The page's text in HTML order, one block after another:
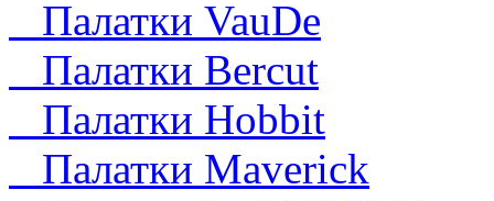
Палатки VauDe
Палатки Bercut
Палатки Hobbit
Палатки Maverick